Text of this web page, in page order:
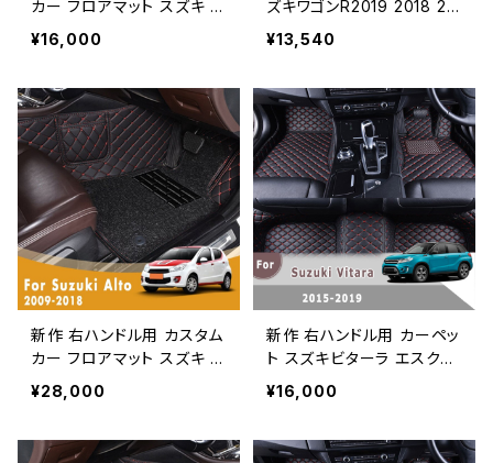
カー フロアマット スズキ リ
アナ セダン 2016 2015 20
14 2013 2012 2011 2010
ースタイリングカバーラグ
¥16,000
ズキワゴンR2019 2018 20
17 2016 2015 2014 2013
2012 2011 2010 2009 20
マットカバー
¥13,540
新作 右ハンドル用 カスタム
カー フロアマット スズキ ア
ルト 2018 2017 2016 201
5 2014 2013 2012 2011 2
ワイヤーループフットペダル
¥28,000
新作 右ハンドル用 カーペッ
ト スズキビターラ エスクー
ドLY 2019 2018 2017 201
6 2015 カーフロアマットオ
ザーインテリアパーツ
¥16,000